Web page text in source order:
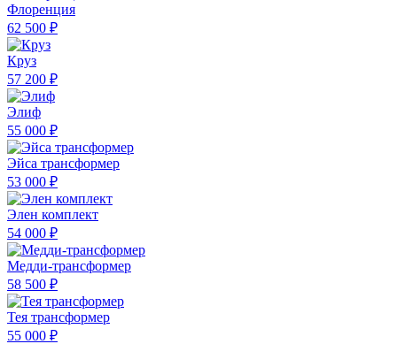
Флоренция
62 500 ₽
Круз
57 200 ₽
Элиф
55 000 ₽
Эйса трансформер
53 000 ₽
Элен комплект
54 000 ₽
Медди-трансформер
58 500 ₽
Тея трансформер
55 000 ₽